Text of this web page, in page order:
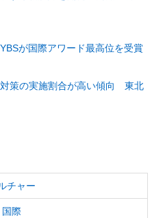
が国際アワード最高位を受賞
策の実施割合が高い傾向 東北
チャー
国際